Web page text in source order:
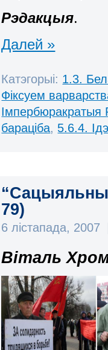
Рэдакцыя.
Далей »
Катэгорыі: 1.3.
Фіксуем
Імпербюракратыя
бараціба, 5.6.4.
79)
6 лістапада, 2007
Віталь